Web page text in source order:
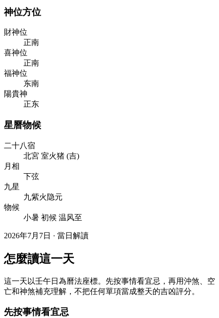
神位方位
財神位
正南
喜神位
正南
福神位
东南
陽貴神
正东
星曆物候
二十八宿
北宮 室火猪 (吉)
月相
下弦
九星
九紫火隐元
物候
小暑 初候 温风至
2026年7月7日 · 當日解讀
怎麼讀這一天
這一天以壬午日為曆法座標。先按事情看宜忌，再用沖煞、空
亡和神煞補充理解，不把任何單項當成整天的吉凶評分。
先按事情看宜忌